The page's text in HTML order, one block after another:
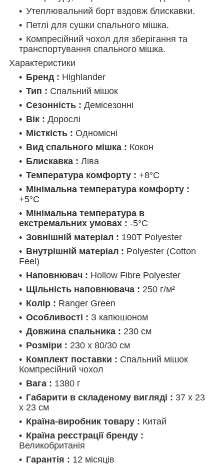
Утеплювальний борт вздовж блискавки.
Петлі для сушки спального мішка.
Компресійний чохол для зберігання та
транспортування спального мішка.
Характеристики
Бренд : Highlander
Тип : Спальний мішок
Сезонність : Демісезонні
Вік : Дорослі
Місткість : Одномісні
Вид спального мішка : Кокон
Блискавка : Ліва
Температура комфорту : +8°C
Мінімальна температура комфорту :
+5°C
Мінімальна температура в
екстремальних умовах : -5°C
Зовнішній матеріал : 190T Polyester
Внутрішній матеріал : Polyester (Cotton
Feel)
Наповнювач : Hollow Fibre Polyester
Щільність наповнювача : 250 г/м²
Колір : Ranger Green
Особливості : З капюшоном
Довжина спальника : 230 см
Розміри : 230 x 80/30 см
Комплект поставки : Спальний мішок
Компресійний чохол
Вага : 1380 г
Габарити в складеному вигляді : 37 х 23
х 23 см
Країна-виробник товару : Китай
Країна реєстрації бренду :
Великобританія
Гарантія : 12 місяців